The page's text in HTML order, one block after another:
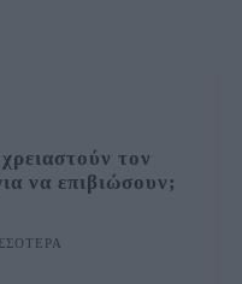
τον
να επιβιώσουν;